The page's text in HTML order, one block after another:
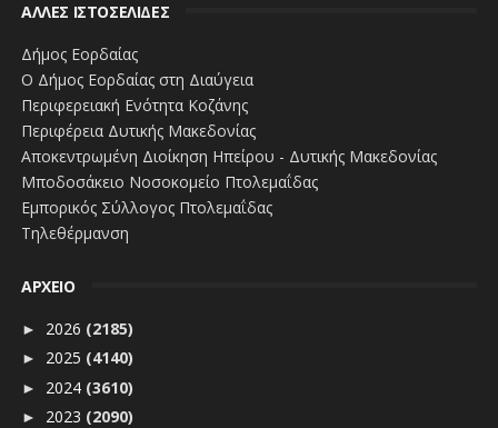
ΑΛΛΕΣ ΙΣΤΟΣΕΛΙΔΕΣ
Δήμος Εορδαίας
Ο Δήμος Εορδαίας στη Διαύγεια
Περιφερειακή Ενότητα Κοζάνης
Περιφέρεια Δυτικής Μακεδονίας
Αποκεντρωμένη Διοίκηση Ηπείρου - Δυτικής Μακεδονίας
Μποδοσάκειο Νοσοκομείο Πτολεμαΐδας
Εμπορικός Σύλλογος Πτολεμαΐδας
Τηλεθέρμανση
ΑΡΧΕΙΟ
► 2026 (2185)
► 2025 (4140)
► 2024 (3610)
► 2023 (2090)